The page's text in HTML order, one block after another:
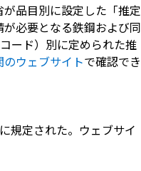
品目別に設定した「推定
必要となる鉄鋼および同
ード）別に定められた推
のウェブサイトで確認でき
規定された。ウェブサイ